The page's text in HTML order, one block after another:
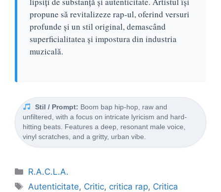
propune să revitalizeze rap-ul, oferind versuri
profunde și un stil original, demascând
superficialitatea și impostura din industria
muzicală.
Stil / Prompt: Boom bap hip-hop, raw and
unfiltered, with a focus on intricate lyricism and hard-
hitting beats. Features a deep, resonant male voice,
vinyl scratches, and a gritty, urban vibe.
Categorii
R.A.C.L.A.
Etichete
Autenticitate, Critic, critica rap, Critica